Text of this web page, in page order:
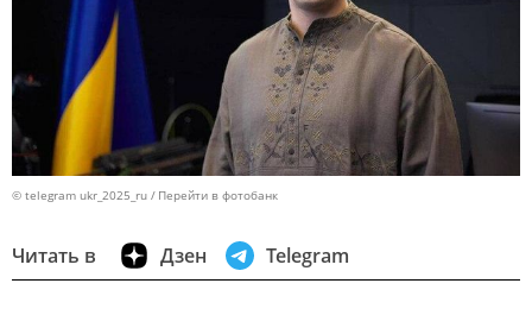
© telegram ukr_2025_ru Перейти в фотобанк
Читать в Дзен Telegram